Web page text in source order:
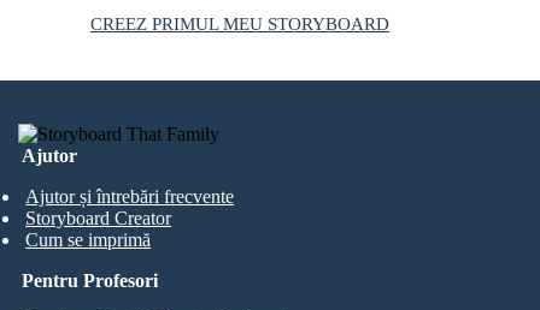
CREEZ PRIMUL MEU STORYBOARD
Ajutor
Ajutor și întrebări frecvente
Storyboard Creator
Cum se imprimă
Pentru Profesori